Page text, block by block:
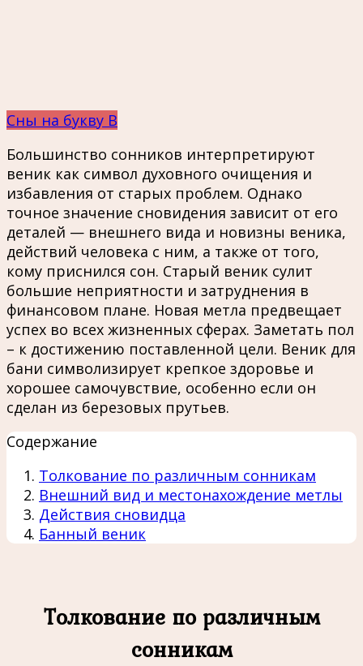
Сны на букву В
Большинство сонников интерпретируют
веник как символ духовного очищения и
избавления от старых проблем. Однако
точное значение сновидения зависит от его
деталей — внешнего вида и новизны веника,
действий человека с ним, а также от того,
кому приснился сон. Старый веник сулит
большие неприятности и затруднения в
финансовом плане. Новая метла предвещает
успех во всех жизненных сферах. Заметать пол
– к достижению поставленной цели. Веник для
бани символизирует крепкое здоровье и
хорошее самочувствие, особенно если он
сделан из березовых прутьев.
Содержание
Толкование по различным сонникам
Внешний вид и местонахождение метлы
Действия сновидца
Банный веник
Толкование по различным
сонникам